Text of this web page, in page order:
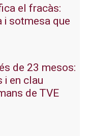
el fracàs:
i sotmesa que
de 23 mesos:
i en clau
de TVE